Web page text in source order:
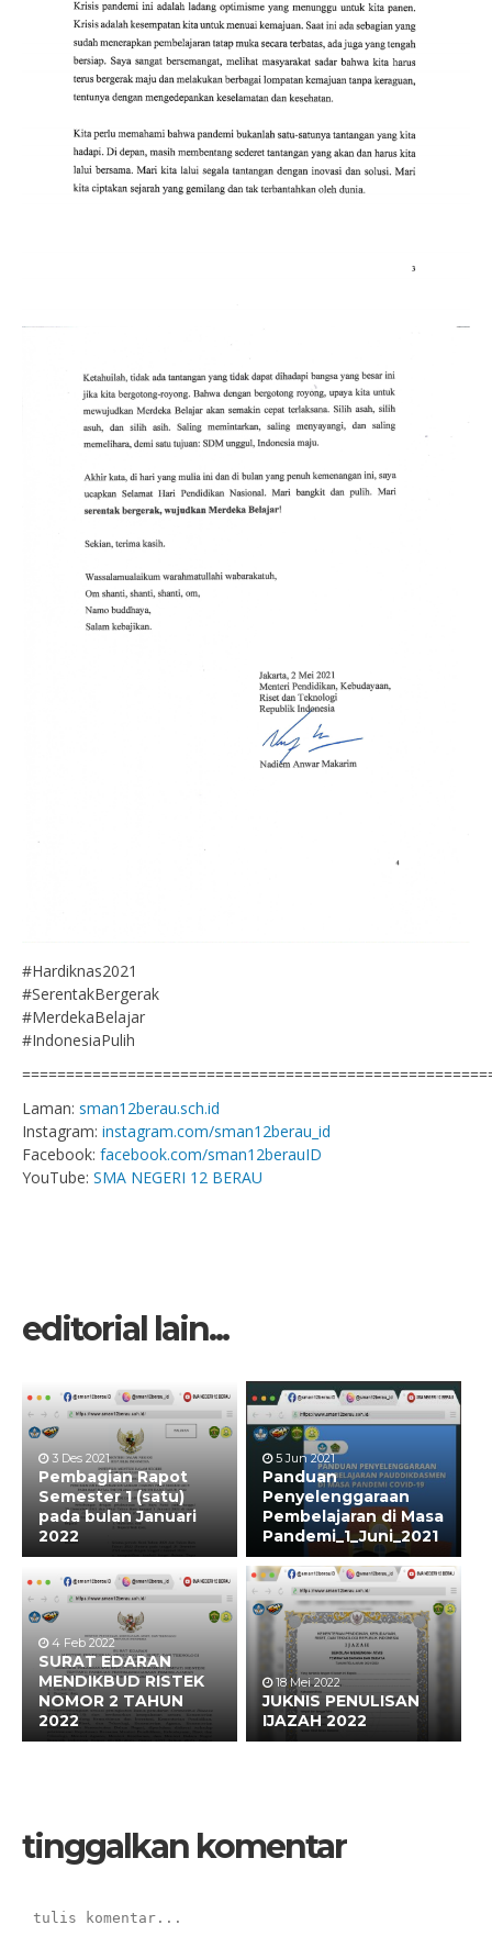
#Hardiknas2021
#SerentakBergerak
#MerdekaBelajar
#IndonesiaPulih
Laman: sman12berau.sch.id
Instagram: instagram.com/sman12berau_id
Facebook: facebook.com/sman12berauID
YouTube: SMA NEGERI 12 BERAU
editorial lain...
3 Des 2021
Pembagian Rapot
Semester 1 (satu)
pada bulan Januari
2022
5 Jun 2021
Panduan
Penyelenggaraan
Pembelajaran di Masa
Pandemi_1_Juni_2021
4 Feb 2022
SURAT EDARAN
MENDIKBUD RISTEK
NOMOR 2 TAHUN
2022
18 Mei 2022
JUKNIS PENULISAN
IJAZAH 2022
tinggalkan komentar